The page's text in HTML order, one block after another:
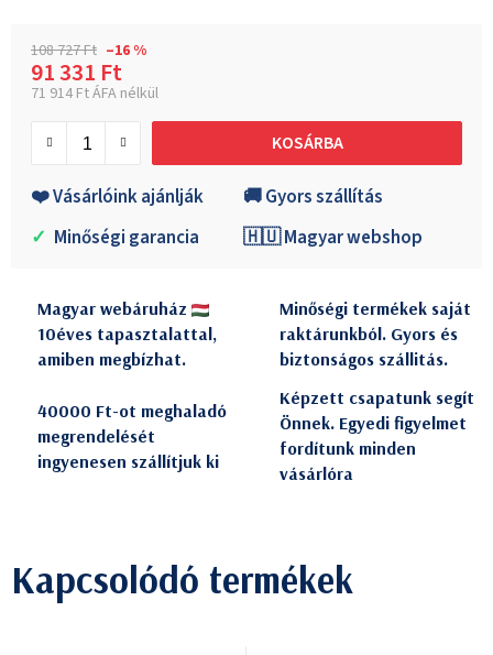
108 727 Ft –16 %
91 331 Ft
71 914 Ft ÁFA nélkül
KOSÁRBA
❤️ Vásárlóink ajánlják
🚚 Gyors szállítás
✓ Minőségi garancia 🇭🇺 Magyar webshop
Magyar webáruház
10éves tapasztalattal,
amiben megbízhat.
Minőségi termékek saját
raktárunkból. Gyors és
biztonságos szállitás.
40000 Ft-ot meghaladó
megrendelését
ingyenesen szállítjuk ki
Képzett csapatunk segít
Önnek. Egyedi figyelmet
fordítunk minden
vásárlóra
Kapcsolódó termékek